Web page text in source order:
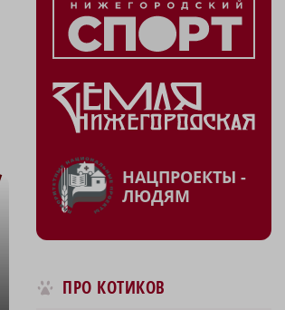
НАЦПРОЕКТЫ -
ЛЮДЯМ
ПРО КОТИКОВ